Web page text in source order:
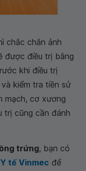
chắc chắn ảnh
được điều trị bằng
khi điều trị
kiểm tra tiền sử
mạch, cơ xương
trị cũng cần đánh
trứng, bạn có
tế Vinmec để